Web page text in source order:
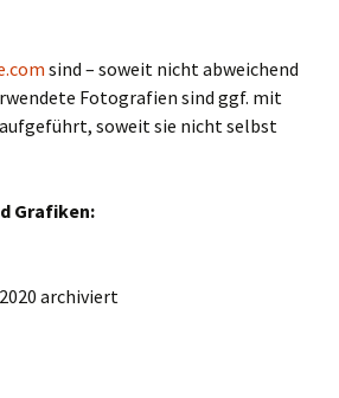
sind – soweit nicht abweichend
Fotografien sind ggf. mit
soweit sie nicht selbst
Grafiken:
archiviert